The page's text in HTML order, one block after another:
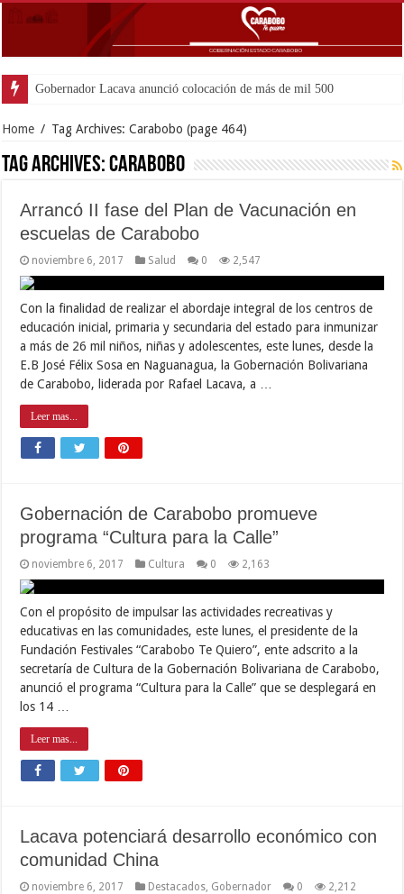
Home / Tag Archives: Carabobo (page 464)
Tag Archives:Carabobo
Arrancó II fase del Plan de Vacunación en
escuelas de Carabobo
noviembre 6, 2017 Salud 0 2,547
Con la finalidad de realizar el abordaje integral de los centros de
educación inicial, primaria y secundaria del estado para inmunizar
a más de 26 mil niños, niñas y adolescentes, este lunes, desde la
E.B José Félix Sosa en Naguanagua, la Gobernación Bolivariana
de Carabobo, liderada por Rafael Lacava, a …
Leer mas...
Gobernación de Carabobo promueve
programa “Cultura para la Calle”
noviembre 6, 2017 Cultura 0 2,163
Con el propósito de impulsar las actividades recreativas y
educativas en las comunidades, este lunes, el presidente de la
Fundación Festivales “Carabobo Te Quiero”, ente adscrito a la
secretaría de Cultura de la Gobernación Bolivariana de Carabobo,
anunció el programa “Cultura para la Calle” que se desplegará en
los 14 …
Leer mas...
Lacava potenciará desarrollo económico con
comunidad China
noviembre 6, 2017 Destacados Gobernador 0 2,212